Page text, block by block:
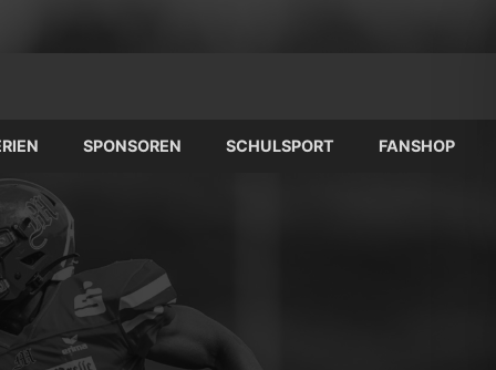
SPONSOREN SCHULSPORT FANSHOP